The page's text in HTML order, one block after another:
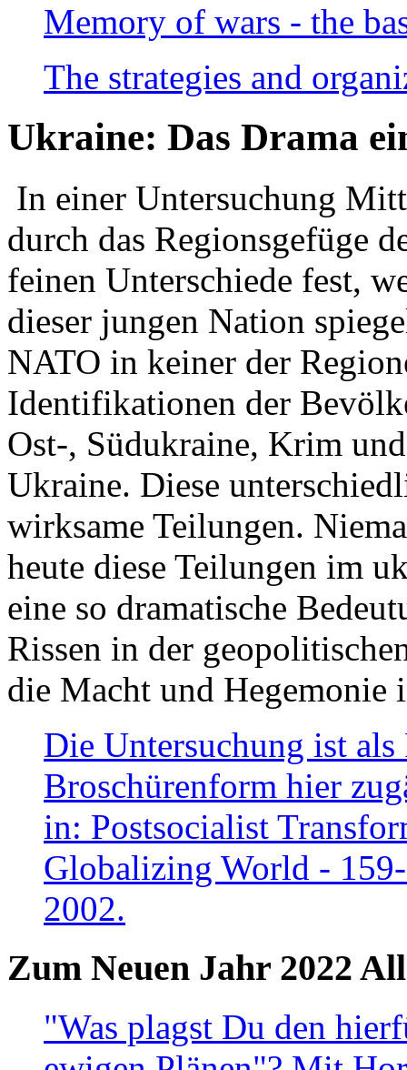
Memory of wars - the
The strategies and
Ukraine: Das Drama
In einer Untersuchung
durch das Regionsgefüge
feinen Unterschiede fest,
dieser jungen Nation
NATO in keiner der
Identifikationen der
Ost-, Südukraine, Krim
Ukraine. Diese
wirksame Teilungen.
heute diese Teilungen im
eine so dramatische
Rissen in der
die Macht und Hegemonie
Die Untersuchung ist
Broschürenform hier
in: Postsocialist
Globalizing World -
2002.
Zum Neuen Jahr 2022
"Was plagst Du den